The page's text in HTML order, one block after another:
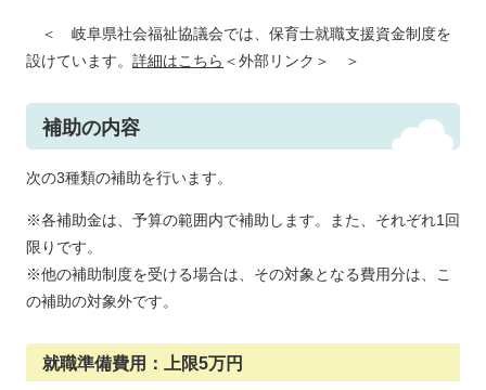
＜ 岐阜県社会福祉協議会では、保育士就職支援資金制度を
設けています。 詳細はこちら ＜外部リンク＞ ＞
補助の内容
次の3種類の補助を行います。
※各補助金は、予算の範囲内で補助します。また、それぞれ1回
限りです。
※他の補助制度を受ける場合は、その対象となる費用分は、こ
の補助の対象外です。
就職準備費用：上限5万円